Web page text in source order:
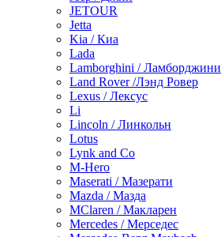
JETOUR
Jetta
Kia / Киа
Lada
Lamborghini / Ламборджини
Land Rover /Лэнд Ровер
Lexus / Лексус
Li
Lincoln / Линкольн
Lotus
Lynk and Co
M-Hero
Maserati / Мазерати
Mazda / Мазда
MClaren / Макларен
Mercedes / Мерседес